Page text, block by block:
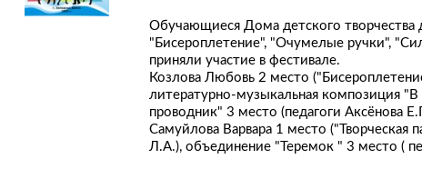
Обучающиеся Дома детского творчества
"Бисероплетение", "Очумелые ручки",
приняли участие в фестивале.
Козлова Любовь 2 место
литературно-музыкальная композиция "В
проводник" 3 место (педагоги Аксёнова
Самуйлова Варвара 1 место ("Творческая
Л.А.), объединение "Теремок " 3 место (